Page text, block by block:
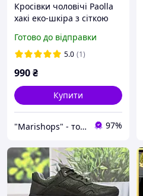
Кросівки чоловічі Paolla
хакі еко-шкіра з сіткою
Готово до відправки
5.0 (1)
990₴
Купити
"Marishops" - товари для всієї родини 97%